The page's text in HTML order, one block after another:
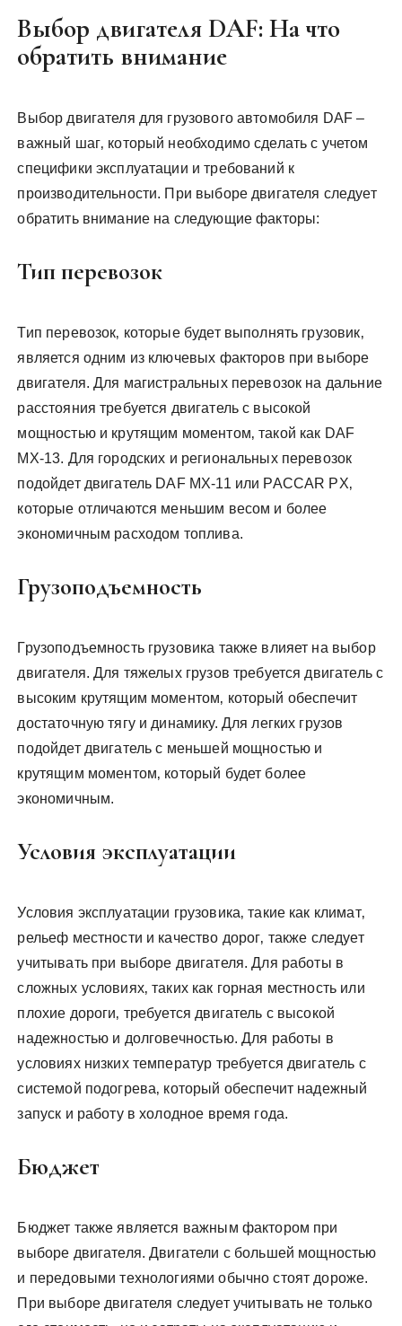
Выбор двигателя DAF: На что
обратить внимание
Выбор двигателя для грузового автомобиля DAF –
важный шаг‚ который необходимо сделать с учетом
специфики эксплуатации и требований к
производительности. При выборе двигателя следует
обратить внимание на следующие факторы:
Тип перевозок
Тип перевозок‚ которые будет выполнять грузовик‚
является одним из ключевых факторов при выборе
двигателя. Для магистральных перевозок на дальние
расстояния требуется двигатель с высокой
мощностью и крутящим моментом‚ такой как DAF
MX-13. Для городских и региональных перевозок
подойдет двигатель DAF MX-11 или PACCAR PX‚
которые отличаются меньшим весом и более
экономичным расходом топлива.
Грузоподъемность
Грузоподъемность грузовика также влияет на выбор
двигателя. Для тяжелых грузов требуется двигатель с
высоким крутящим моментом‚ который обеспечит
достаточную тягу и динамику. Для легких грузов
подойдет двигатель с меньшей мощностью и
крутящим моментом‚ который будет более
экономичным.
Условия эксплуатации
Условия эксплуатации грузовика‚ такие как климат‚
рельеф местности и качество дорог‚ также следует
учитывать при выборе двигателя. Для работы в
сложных условиях‚ таких как горная местность или
плохие дороги‚ требуется двигатель с высокой
надежностью и долговечностью. Для работы в
условиях низких температур требуется двигатель с
системой подогрева‚ который обеспечит надежный
запуск и работу в холодное время года.
Бюджет
Бюджет также является важным фактором при
выборе двигателя. Двигатели с большей мощностью
и передовыми технологиями обычно стоят дороже.
При выборе двигателя следует учитывать не только